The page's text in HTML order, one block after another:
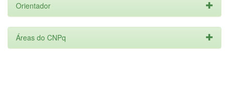
Orientador
Áreas do CNPq